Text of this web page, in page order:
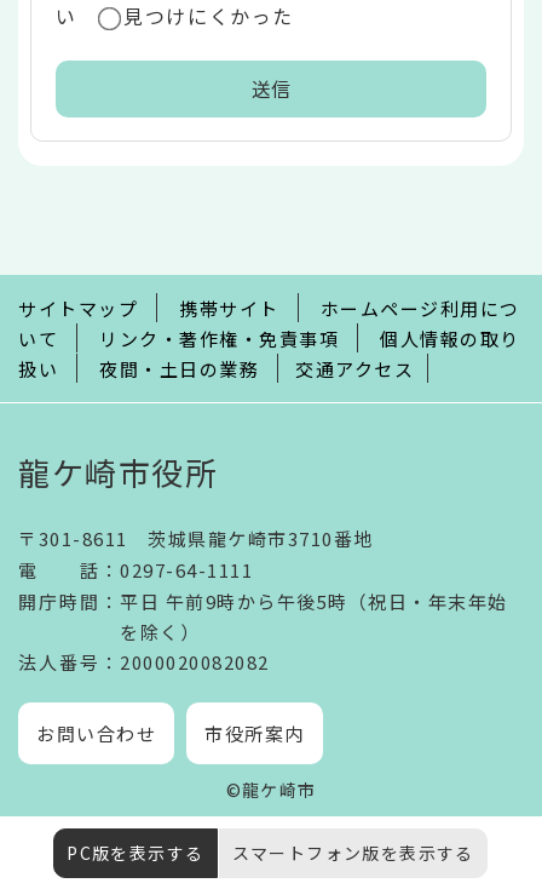
い
見つけにくかった
で
サイトマップ 携帯サイト
ホームページ利用につ
いて
リンク・著作権・免責事項
個人情報の取り
扱い
夜間・土日の業務 交通アクセス
龍ケ崎市役所
〒301-8611 茨城県龍ケ崎市3710番地
電話 ： 0297-64-1111
開庁時間 ： 平日 午前9時から午後5時（祝日・年末年始
を除く）
法人番号 ：2000020082082
お問い合わせ 市役所案内
©龍ケ崎市
PC版を表示する スマートフォン版を表示する